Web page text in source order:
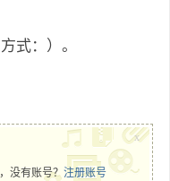
式： ）。
没有账号？ 注册账号
x